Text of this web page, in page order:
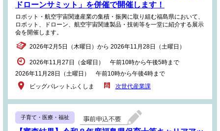
ドローンサミット」を併催で開催します！
ロボット・航空宇宙関連産業の集積・振興に取り組む福島県において、
ロボット、ドローン、航空宇宙関連製品・技術等を一堂に紹介する展示
会を開催します。
2026年2月5日（木曜日）から 2026年11月28日（土曜日）
2026年11月27日（金曜日） 午前10時から午後5時まで
2026年11月28日（土曜日） 午前10時から午後4時まで
ビッグパレットふくしま
次世代産業課
子育て・医療・福祉